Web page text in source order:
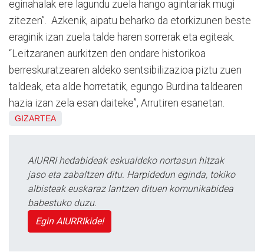
eginahalak ere lagundu zuela hango agintariak mugi
zitezen”. Azkenik, aipatu beharko da etorkizunen beste
eraginik izan zuela talde haren sorrerak eta egiteak.
“Leitzaranen aurkitzen den ondare historikoa
berreskuratzearen aldeko sentsibilizazioa piztu zuen
taldeak, eta alde horretatik, egungo Burdina taldearen
hazia izan zela esan daiteke”, Arrutiren esanetan.
GIZARTEA
AIURRI hedabideak eskualdeko nortasun hitzak
jaso eta zabaltzen ditu. Harpidedun eginda, tokiko
albisteak euskaraz lantzen dituen komunikabidea
babestuko duzu.
Egin AIURRIkide!